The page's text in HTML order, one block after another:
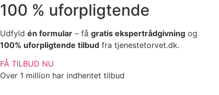
100 % uforpligtende
Udfyld én formular – få gratis ekspertrådgivning og
100% uforpligtende tilbud fra tjenestetorvet.dk.
FÅ TILBUD NU
Over 1 million har indhentet tilbud